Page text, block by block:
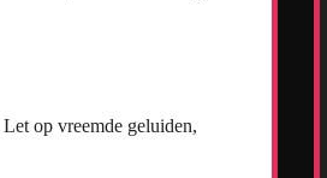
op vreemde geluiden,